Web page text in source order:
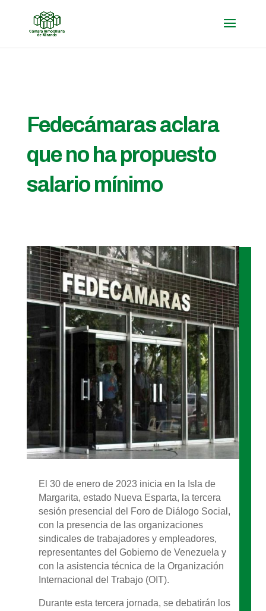
Fedecámaras aclara
que no ha propuesto
salario mínimo
El 30 de enero de 2023 inicia en la Isla de
Margarita, estado Nueva Esparta, la tercera
sesión presencial del Foro de Diálogo Social,
con la presencia de las organizaciones
sindicales de trabajadores y empleadores,
representantes del Gobierno de Venezuela y
con la asistencia técnica de la Organización
Internacional del Trabajo (OIT).
Durante esta tercera jornada, se debatirán los